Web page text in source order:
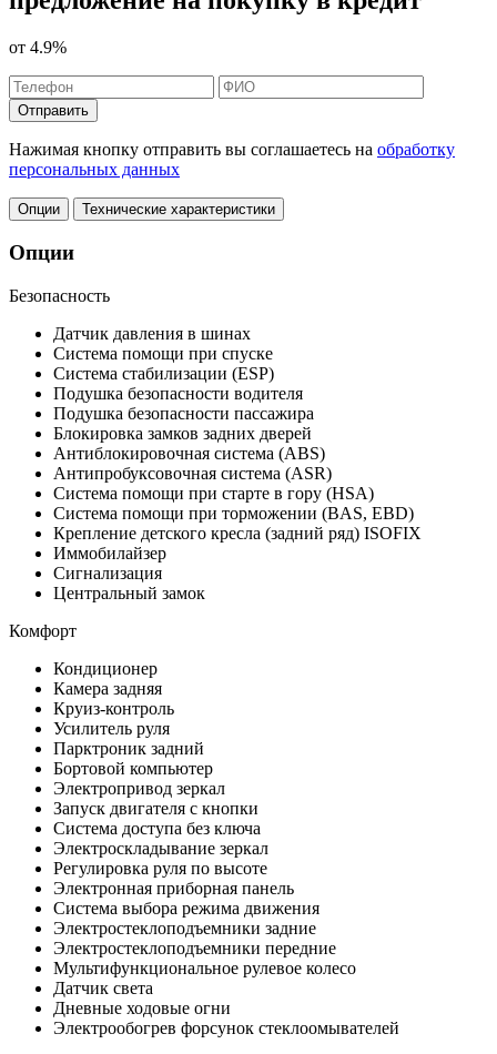
от 4.9%
Отправить
Нажимая кнопку отправить вы соглашаетесь на обработку
персональных данных
Опции Технические характеристики
Опции
Безопасность
Датчик давления в шинах
Система помощи при спуске
Система стабилизации (ESP)
Подушка безопасности водителя
Подушка безопасности пассажира
Блокировка замков задних дверей
Антиблокировочная система (ABS)
Антипробуксовочная система (ASR)
Система помощи при старте в гору (HSA)
Система помощи при торможении (BAS, EBD)
Крепление детского кресла (задний ряд) ISOFIX
Иммобилайзер
Сигнализация
Центральный замок
Комфорт
Кондиционер
Камера задняя
Круиз-контроль
Усилитель руля
Парктроник задний
Бортовой компьютер
Электропривод зеркал
Запуск двигателя с кнопки
Система доступа без ключа
Электроскладывание зеркал
Регулировка руля по высоте
Электронная приборная панель
Система выбора режима движения
Электростеклоподъемники задние
Электростеклоподъемники передние
Мультифункциональное рулевое колесо
Датчик света
Дневные ходовые огни
Электрообогрев форсунок стеклоомывателей